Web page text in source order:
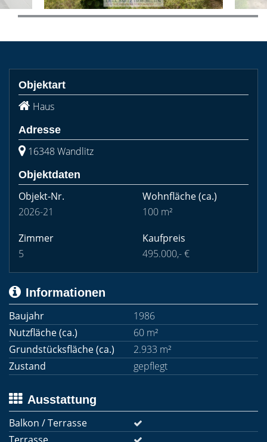
Objektart
Haus
Adresse
16348 Wandlitz
Objektdaten
Objekt-Nr.
2026-21
Wohnfläche(ca.)
100 m²
Zimmer
5
Kaufpreis
495.000,- €
Informationen
Baujahr
1986
Nutzfläche (ca.)
60 m²
Grundstücksfläche (ca.)
2.933 m²
Zustand
gepflegt
Ausstattung
Balkon / Terrasse